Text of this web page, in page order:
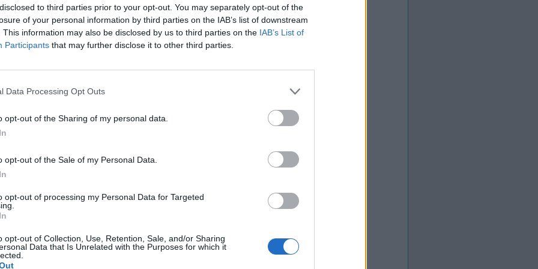
to third parties prior to your opt-out. You may separately opt-out of the
of your personal information by third parties on the IAB’s list of downstream
This information may also be disclosed by us to third parties on the IAB’s List of
Participants that may further disclose it to other third parties.
Data Processing Opt Outs
opt-out of the Sharing of my personal data.
opt-out of the Sale of my Personal Data.
opt-out of processing my Personal Data for Targeted
opt-out of Collection, Use, Retention, Sale, and/or Sharing
Data that Is Unrelated with the Purposes for which it
BLEU